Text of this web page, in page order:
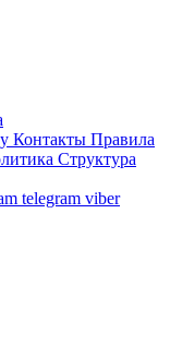
Контакты Правила
Структура
telegram viber